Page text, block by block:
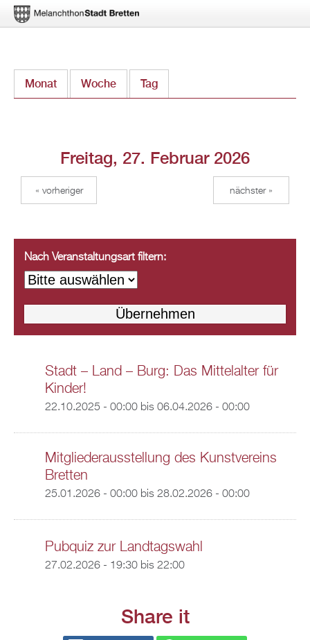
zum
Monat Woche Tag
Freitag, 27. Februar 2026
« vorheriger nächster »
Nach Veranstaltungsart filtern:
Stadt – Land – Burg: Das Mittelalter für
Kinder!
22.10.2025 - 00:00bis 06.04.2026 - 00:00
Mitgliederausstellung des Kunstvereins
Bretten
25.01.2026 - 00:00bis 28.02.2026 - 00:00
Pubquiz zur Landtagswahl
27.02.2026 - 19:30bis 22:00
Share it